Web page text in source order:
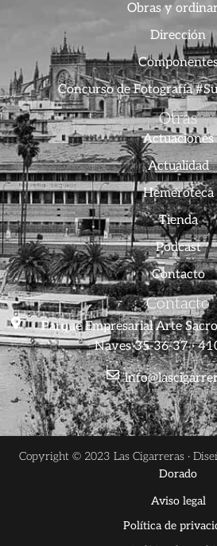
Obras y
Dirección
Concurso de Fotografía
Otras
Actuaciones
Actualidad
Hemeroteca
Tienda
Podcast
Contacto
Contacto
Parque Empresarial Arte Sacro
Naves 35-36-37 ·
Copyright © 2023 Las Cigarreras ·
Dorado
Aviso legal
Política de